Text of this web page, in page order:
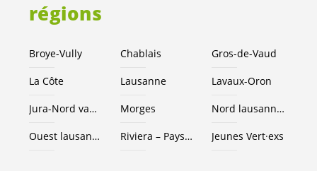
régions
Broye-Vully Chablais Gros-de-Vaud
La Côte Lausanne Lavaux-Oron
Jura-Nord vaudois Morges Nord lausannois
Ouest lausannois Riviera – Pays d’Enhaut Jeunes Vert·exs